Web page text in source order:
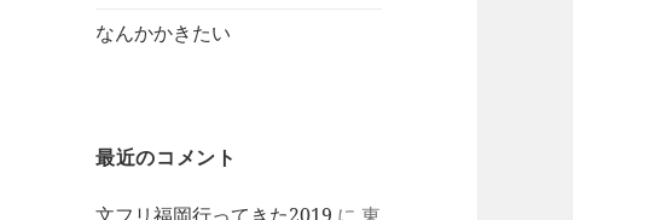
なんかかきたい
最近のコメント